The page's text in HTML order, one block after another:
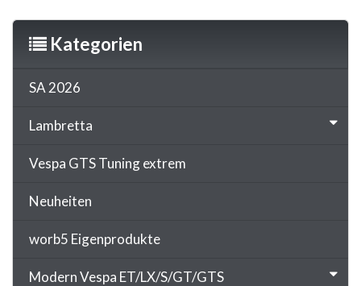
Kategorien
SA 2026
Lambretta
Vespa GTS Tuning extrem
Neuheiten
worb5 Eigenprodukte
Modern Vespa ET/LX/S/GT/GTS